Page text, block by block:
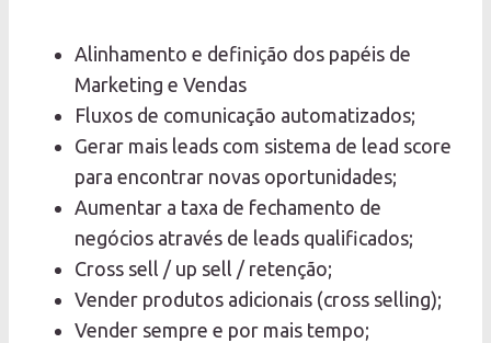
Alinhamento e definição dos papéis de
Marketing e Vendas
Fluxos de comunicação automatizados;
Gerar mais leads com sistema de lead score
para encontrar novas oportunidades;
Aumentar a taxa de fechamento de
negócios através de leads qualificados;
Cross sell / up sell / retenção;
Vender produtos adicionais (cross selling);
Vender sempre e por mais tempo;